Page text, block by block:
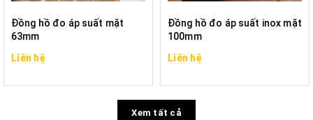
Đồng hồ đo áp suất mặt
63mm
Liên hệ
Đồng hồ đo áp suất inox mặt
100mm
Liên hệ
Xem tất cả